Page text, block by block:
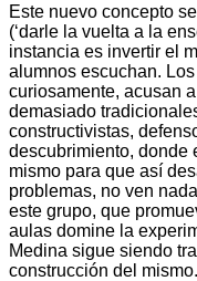
Este nuevo concepto
(‘darle la vuelta a la
instancia es invertir el
alumnos escuchan.
curiosamente, acusan
demasiado
constructivistas,
descubrimiento, donde
mismo para que así
problemas, no ven
este grupo, que
aulas domine la
Medina sigue siendo
construcción del mismo.